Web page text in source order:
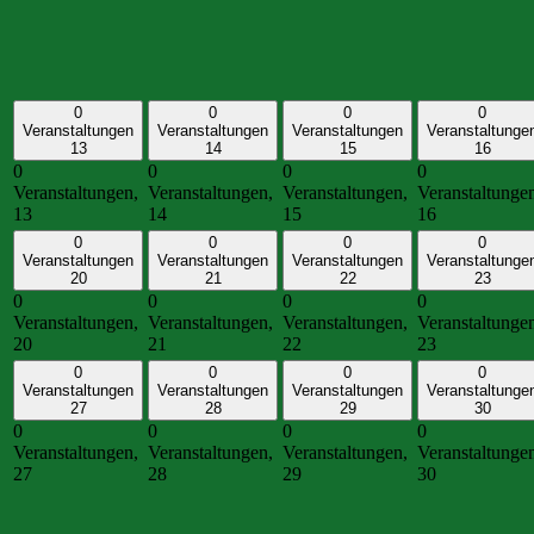
0
Veranstaltungen
13
0
Veranstaltungen,
13
0
Veranstaltungen
14
0
Veranstaltungen,
14
0
Veranstaltungen
15
0
Veranstaltungen,
15
0
16
0
16
0
Veranstaltungen
20
0
Veranstaltungen,
20
0
Veranstaltungen
21
0
Veranstaltungen,
21
0
Veranstaltungen
22
0
Veranstaltungen,
22
0
23
0
23
0
Veranstaltungen
27
0
Veranstaltungen,
27
0
Veranstaltungen
28
0
Veranstaltungen,
28
0
Veranstaltungen
29
0
Veranstaltungen,
29
0
30
0
30